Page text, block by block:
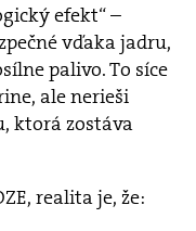
efekt“ –
vďaka jadru,
palivo. To síce
ale nerieši
ktorá zostáva
realita je, že: